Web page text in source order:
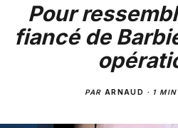
Pour
fiancé de
PAR ARNAUD · 1 MIN